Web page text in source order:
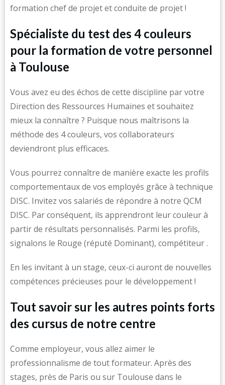
formation chef de projet et conduite de projet !
Spécialiste du test des 4 couleurs
pour la formation de votre personnel
à Toulouse
Vous avez eu des échos de cette discipline par votre
Direction des Ressources Humaines et souhaitez
mieux la connaître ? Puisque nous maîtrisons la
méthode des 4 couleurs, vos collaborateurs
deviendront plus efficaces.
Vous pourrez connaître de manière exacte les profils
comportementaux de vos employés grâce à technique
DISC. Invitez vos salariés de répondre à notre QCM
DISC. Par conséquent, ils apprendront leur couleur à
partir de résultats personnalisés. Parmi les profils,
signalons le Rouge (réputé Dominant), compétiteur .
En les invitant à un stage, ceux-ci auront de nouvelles
compétences précieuses pour le développement !
Tout savoir sur les autres points forts
des cursus de notre centre
Comme employeur, vous allez aimer le
professionnalisme de tout formateur. Après des
stages, près de Paris ou sur Toulouse dans le